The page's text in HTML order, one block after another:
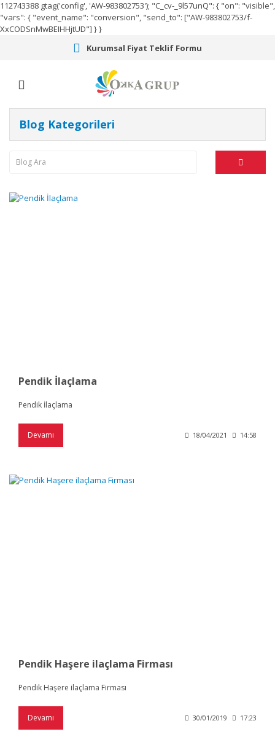
112743388 gtag('config', 'AW-983802753'); "C_cv-_9l57unQ": { "on": "visible",
"vars": { "event_name": "conversion", "send_to": ["AW-983802753/f-
XxCODSnMwBEIHHjtUD"] } }
Kurumsal Fiyat Teklif Formu
Blog Kategorileri
Pendik İlaçlama
Pendik İlaçlama
Devamı 18/04/2021 14:58
Pendik Haşere ilaçlama Firması
Pendik Haşere ilaçlama Firması
Devamı 30/01/2019 17:23